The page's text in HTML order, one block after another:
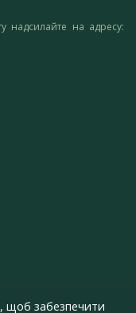
надсилайте на адресу:
щоб забезпечити